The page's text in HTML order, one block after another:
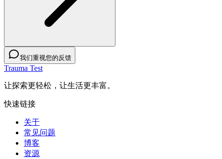
我们重视您的反馈
Trauma Test
让探索更轻松，让生活更丰富。
快速链接
关于
常见问题
博客
资源